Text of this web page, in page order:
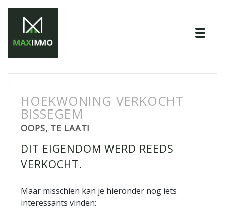
HOEKWONING VERKOCHT
BISSEGEM
OOPS, TE LAAT!
DIT EIGENDOM WERD REEDS
VERKOCHT.
Maar misschien kan je hieronder nog iets
interessants vinden: